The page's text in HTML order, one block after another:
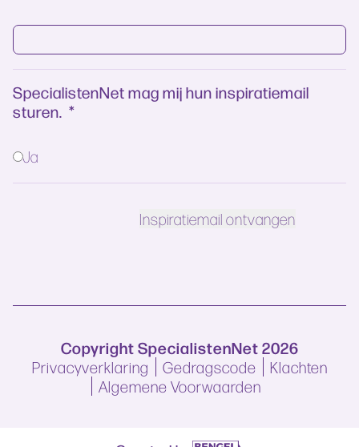
SpecialistenNet mag mij hun inspiratiemail
sturen. *
Ja
Copyright SpecialistenNet 2026
Privacyverklaring Gedragscode
Klachten
Algemene Voorwaarden